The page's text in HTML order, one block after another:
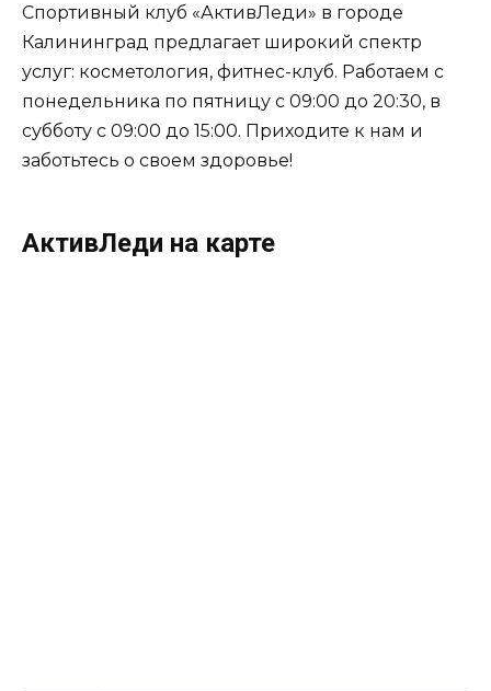
Спортивный клуб «АктивЛеди» в городе
Калининград предлагает широкий спектр
услуг: косметология, фитнес-клуб. Работаем с
понедельника по пятницу с 09:00 до 20:30, в
субботу с 09:00 до 15:00. Приходите к нам и
заботьтесь о своем здоровье!
АктивЛеди на карте